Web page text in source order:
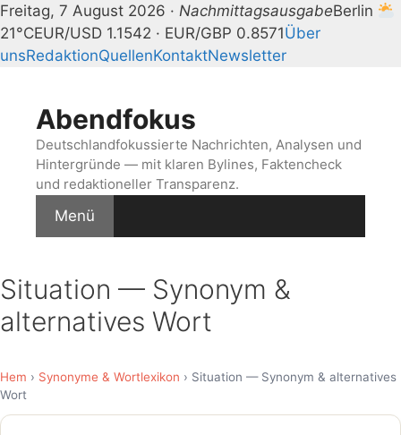
Freitag, 7 August 2026 · NachmittagsausgabeBerlin
21°CEUR/USD 1.1542 · EUR/GBP 0.8571Über
unsRedaktionQuellenKontaktNewsletter
springenAbendfokus
Deutschlandfokussierte Nachrichten, Analysen und
Hintergründe — mit klaren Bylines, Faktencheck
und redaktioneller Transparenz.
Menü
Situation — Synonym &
alternatives Wort
Hem › Synonyme & Wortlexikon › Situation — Synonym & alternatives
Wort